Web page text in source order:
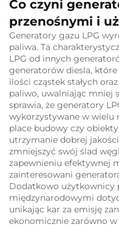
Co czyni
przenośnymi i
Generatory gazu LPG
paliwa. Ta
LPG od innych
generatorów diesla,
ilości cząstek stałych
paliwo, uwalniając mniej
sprawia, że generatory
wykorzystywane w wielu
place budowy czy
utrzymanie dobrej
zmniejszyć swój ślad
zapewnieniu efektywnej
zainteresowani
Dodatkowo użytkownicy
międzynarodowymi
unikając kar za emisję
ekonomicznie zarówno w